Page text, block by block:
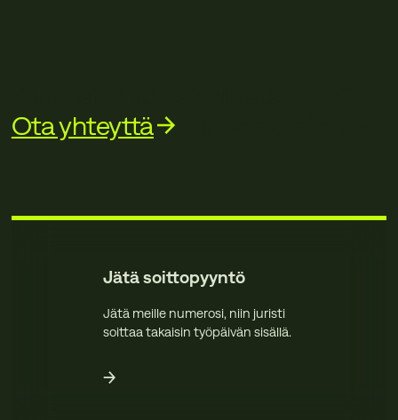
Ota yhteyttä
Jätä soittopyyntö
Jätä meille numerosi, niin juristi
soittaa takaisin työpäivän sisällä.